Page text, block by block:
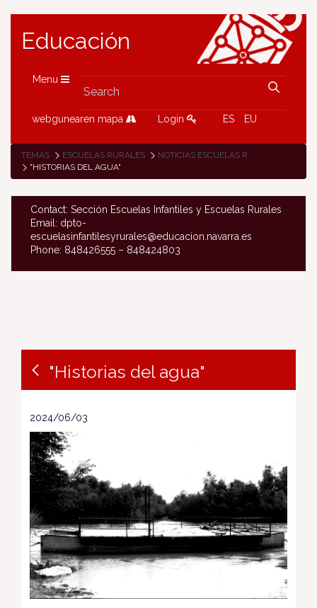
Educación
Menu
webgunearen mapa Login ES EU
TEMAS ESCUELAS RURALES
NOTICIAS ESCUELAS RURALES
"HISTORIAS DEL AGUA"
Contact: Sección Escuelas Infantiles y Escuelas Rurales
Email: dpto-
escuelasinfantilesyrurales@educacion.navarra.es
Phone: 848426555 – 848424803
"Historias del agua"
2024/06/03